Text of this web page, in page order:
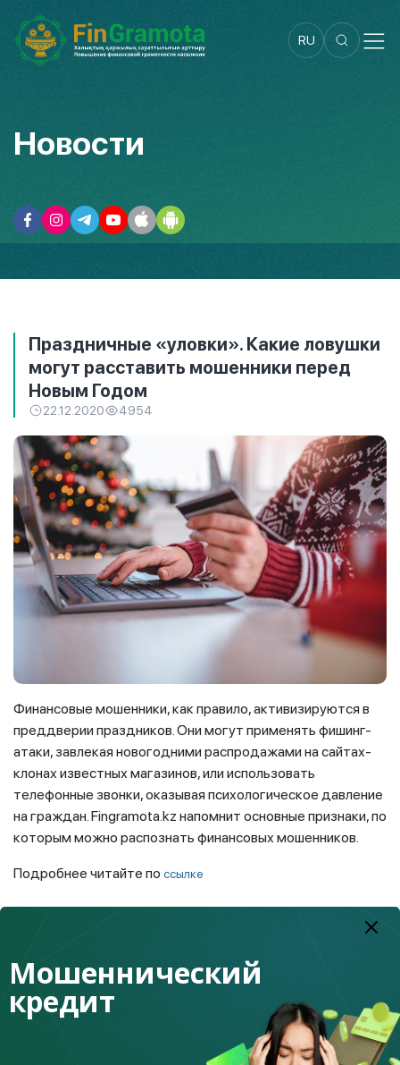
RU
Новости
Праздничные «уловки». Какие ловушки
могут расставить мошенники перед
Новым Годом
22.12.2020 4954
Финансовые мошенники, как правило, активизируются в
преддверии праздников. Они могут применять фишинг-
атаки, завлекая новогодними распродажами на сайтах-
клонах известных магазинов, или использовать
телефонные звонки, оказывая психологическое давление
на граждан. Fingramota.kz напомнит основные признаки, по
которым можно распознать финансовых мошенников.
Подробнее читайте по ссылке
Топ недели
Мошеннический
кредит